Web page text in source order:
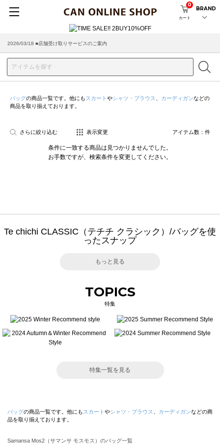
カート
0
BRAND
2026/03/18 ■店舗受け取りサービスのご案内
バッグの商品一覧です。他にも スカート やシャツ・ブラウス カーディガンなどの
商品を取り揃えております。
さらに絞り込む 表示変更 アイテム数： 件
条件に一致する商品は見つかりませんでした。
お手数ですが、検索条件を変更してください。
Te chichi CLASSIC（テチチ クラシック）/バッグを使
ったスナップ
もっと見る
TOPICS
特集
特集一覧を見る
バッグの商品一覧です。他にも スカート やシャツ・ブラウス カーディガンなどの商
品を取り揃えております。
Samansa Mos2（サマンサ モスモス）のバッグ一覧